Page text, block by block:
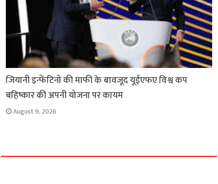
जियानी इन्फेंटिनो की माफी के बावजूद यूईएफए विश्व कप
बहिष्कार की अपनी योजना पर कायम
August 9, 2026